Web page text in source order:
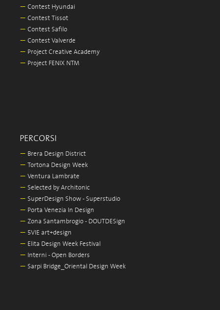
— Contest Hyundai
— Contest Tissot
— Contest Safilo
— Contest Valverde
— Project Creative Academy
— Project FENIX NTM
PERCORSI
— Brera Design District
— Tortona Design Week
— Ventura Lambrate
— Selected by Architonic
— SuperDesign Show - Superstudio
— Porta Venezia In Design
— Zona Santambrogio - DOUTDESign
— 5VIE art+design
— Elita Design Week Festival
— Interni - Open Borders
— Sarpi Bridge_Oriental Design Week